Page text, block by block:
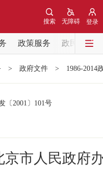
登录
无障碍
搜索
政策服务
政民互动
> 政府文件 > 1986-2014
〔2001〕 101号
京市人民政府